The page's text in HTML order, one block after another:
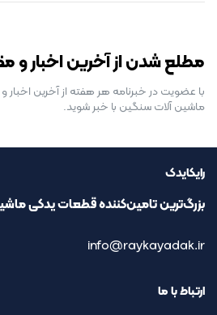
مطلع شدن از آخرین اخبار و
با عضویت در خبرنامه هر هفته از آخرین اخبار
ماشین آلات سنگین با خبر شوید.
رایکایدک
بزرگ‌ترین تامین‌کننده قطعات یدکی
info@raykayadak.ir
ارتباط با ما